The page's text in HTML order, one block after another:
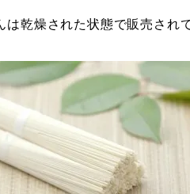
は乾燥された状態で販売され